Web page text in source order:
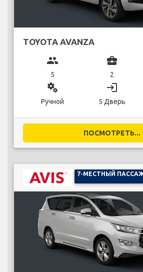
TOYOTA AVANZA
group
5
business_center
2
miscellaneous_services
Ручной
login
5 Дверь
ПОСМОТРЕТЬ...